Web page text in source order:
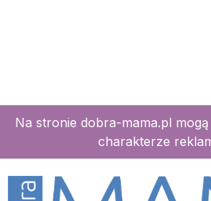
Na stronie dobra-mama.pl
charakterze